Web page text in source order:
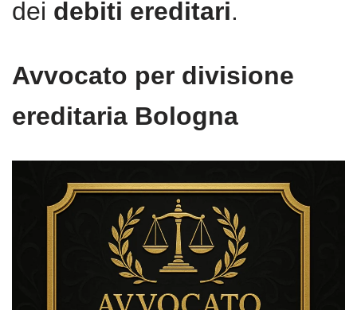
dei debiti ereditari.
Avvocato per divisione
ereditaria Bologna